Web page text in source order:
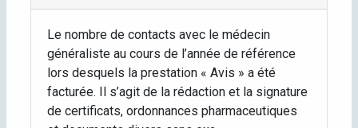
Le nombre de contacts avec le médecin
généraliste au cours de l’année de référence
lors desquels la prestation « Avis » a été
facturée. Il s’agit de la rédaction et la signature
de certificats, ordonnances pharmaceutiques